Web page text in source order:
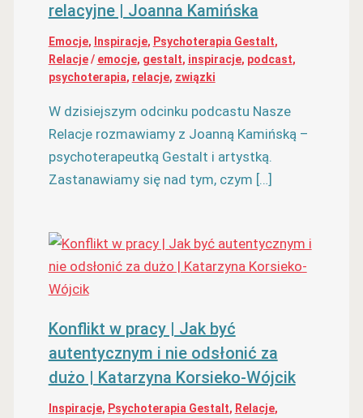
relacyjne | Joanna Kamińska
Emocje, Inspiracje, Psychoterapia Gestalt,
Relacje/ emocje, gestalt, inspiracje, podcast,
psychoterapia, relacje, związki
W dzisiejszym odcinku podcastu Nasze
Relacje rozmawiamy z Joanną Kamińską –
psychoterapeutką Gestalt i artystką.
Zastanawiamy się nad tym, czym […]
Konflikt w pracy | Jak być
autentycznym i nie odsłonić za
dużo | Katarzyna Korsieko-Wójcik
Inspiracje, Psychoterapia Gestalt, Relacje,